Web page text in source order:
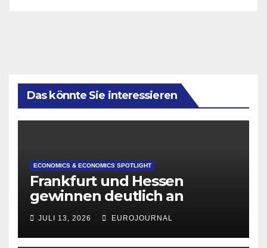
Das könnte Sie interessieren
ECONOMICS & ECONOMICS SPOTLIGHT
Frankfurt und Hessen
gewinnen deutlich an
Attraktivität für Startup-
Gründungen
JULI 13, 2026 EUROJOURNAL